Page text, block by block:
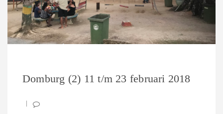
Domburg (2) 11 t/m 23 februari 2018